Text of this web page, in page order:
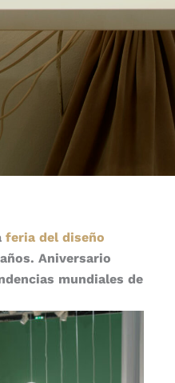
feria del diseño
Aniversario
mundiales de